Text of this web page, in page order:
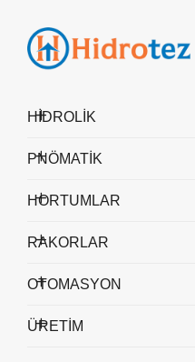
Sürdürülebilirlik
HİDROLİK
PNÖMATİK
HORTUMLAR
RAKORLAR
OTOMASYON
ÜRETİM
Manometreler
ANA SAYFAManometreler